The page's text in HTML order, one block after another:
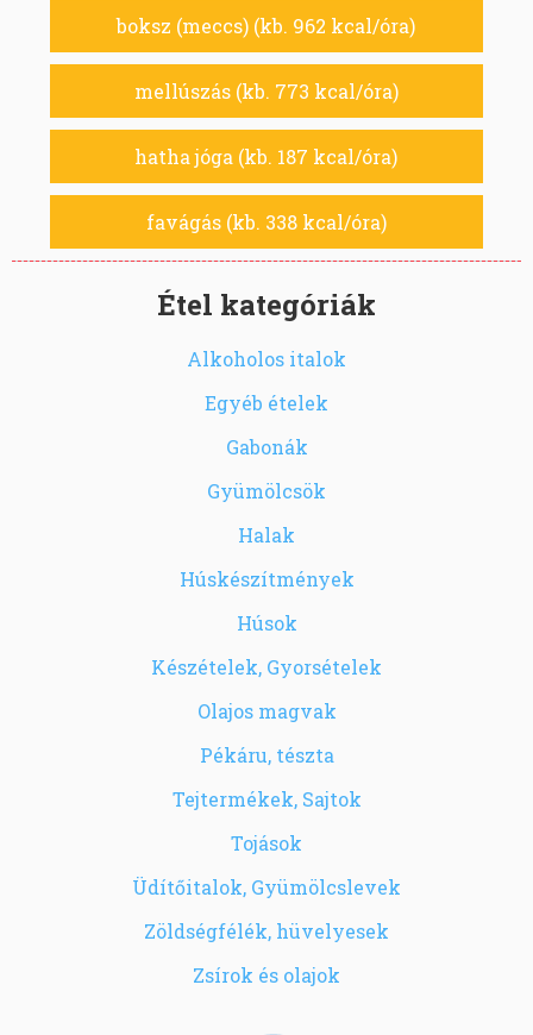
boksz (meccs) (kb. 962 kcal/óra)
mellúszás (kb. 773 kcal/óra)
hatha jóga (kb. 187 kcal/óra)
favágás (kb. 338 kcal/óra)
Étel kategóriák
Alkoholos italok
Egyéb ételek
Gabonák
Gyümölcsök
Halak
Húskészítmények
Húsok
Készételek, Gyorsételek
Olajos magvak
Pékáru, tészta
Tejtermékek, Sajtok
Tojások
Üdítőitalok, Gyümölcslevek
Zöldségfélék, hüvelyesek
Zsírok és olajok